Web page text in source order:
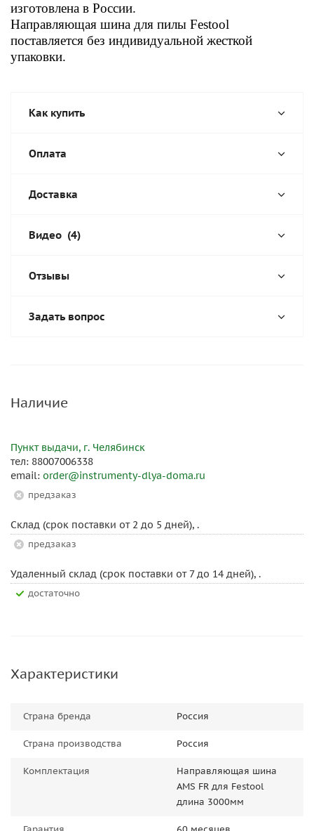
изготовлена в России.
Направляющая шина для пилы Festool
поставляется без индивидуальной жесткой
упаковки.
Как купить
Оплата
Доставка
Видео (4)
Отзывы
Задать вопрос
Наличие
Пункт выдачи, г. Челябинск
тел: 88007006338
email: order@instrumenty-dlya-doma.ru
Предзаказ
Склад (срок поставки от 2 до 5 дней), .
Предзаказ
Удаленный склад (срок поставки от 7 до 14 дней), .
Достаточно
Характеристики
Страна бренда Россия
Страна производства Россия
Комплектация
Направляющая шина
AMS FR для Festool
длина 3000мм